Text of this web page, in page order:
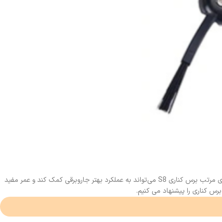
برس کناری جاروبرقی‌های رباتیک شیائومی سری S8 یکی از اجزای کلیدی این دستگاه‌هاست که به بهبود عملکرد پاک‌کنندگی کمک می‌کند. با داشتن بررسی و نگهداری مرتب برس کناری S8 می‌تواند به عملکرد بهتر جاروبرقی کمک کند و عمر مفید